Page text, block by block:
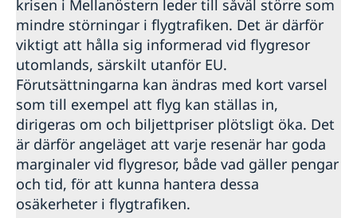
krisen i Mellanöstern leder till såväl större som
mindre störningar i flygtrafiken. Det är därför
viktigt att hålla sig informerad vid flygresor
utomlands, särskilt utanför EU.
Förutsättningarna kan ändras med kort varsel
som till exempel att flyg kan ställas in,
dirigeras om och biljettpriser plötsligt öka. Det
är därför angeläget att varje resenär har goda
marginaler vid flygresor, både vad gäller pengar
och tid, för att kunna hantera dessa
osäkerheter i flygtrafiken.